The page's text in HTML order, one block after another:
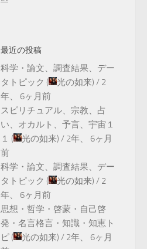
最近の投稿
科学・論文、調査結果、デー
タトピック ( 光の如来) / 2
年、 6ヶ月前
スピリチュアル、宗教、占
い、オカルト、予言、宇宙１
１ ( 光の如来) / 2年、 6ヶ月
前
科学・論文、調査結果、デー
タトピック ( 光の如来) / 2
年、 6ヶ月前
思想・哲学・啓蒙・自己啓
発・名言格言・知識・知恵ト
ピ ( 光の如来) / 2年、 6ヶ月